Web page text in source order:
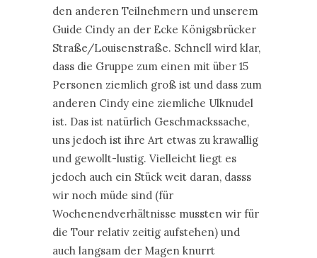
den anderen Teilnehmern und unserem
Guide Cindy an der Ecke Königsbrücker
Straße/Louisenstraße. Schnell wird klar,
dass die Gruppe zum einen mit über 15
Personen ziemlich groß ist und dass zum
anderen Cindy eine ziemliche Ulknudel
ist. Das ist natürlich Geschmackssache,
uns jedoch ist ihre Art etwas zu krawallig
und gewollt-lustig. Vielleicht liegt es
jedoch auch ein Stück weit daran, dasss
wir noch müde sind (für
Wochenendverhältnisse mussten wir für
die Tour relativ zeitig aufstehen) und
auch langsam der Magen knurrt